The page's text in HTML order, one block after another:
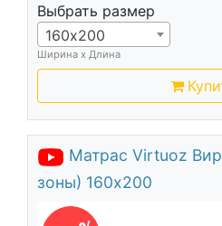
Выбрать размер
160х200
Ширина х Длина
Матрас Virtuoz
зоны) 160х200